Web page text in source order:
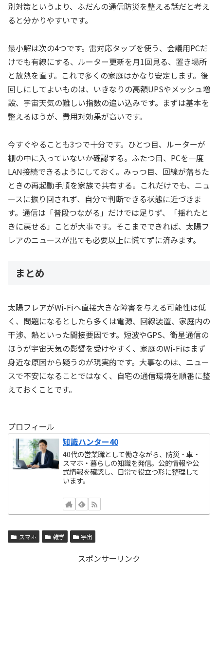
別対策というより、ふだんの通信防災を整える話だと考え
ると分かりやすいです。
最小解は次の4つです。雷対応タップを使う、会議用PCだ
けでも有線にする、ルーター更新を月1回見る、置き場所
と放熱を直す。これで多くの家庭はかなり安定します。後
回しにしてよいものは、いきなりの高額UPSやメッシュ増
設、宇宙天気の難しい指数の追い込みです。まずは基本を
整えるほうが、費用対効果が高いです。
今すぐやることも3つで十分です。ひとつ目、ルーターが
棚の中に入っていないか確認する。ふたつ目、PCを一度
LAN接続できるようにしておく。みっつ目、回線が落ちた
ときの再起動手順を家族で共有する。これだけでも、ニュ
ースに振り回されず、自分で判断できる状態に近づきま
す。通信は「普段つながる」だけでは足りず、「揺れたと
きに戻せる」ことが大事です。そこまでできれば、太陽フ
レアのニュースが出ても必要以上に慌てずに済みます。
まとめ
太陽フレアがWi-Fiへ直接大きな障害を与える可能性は低
く、問題になるとしたら多くは電源、回線装置、家庭内の
干渉、熱といった間接要因です。短波やGPS、衛星通信の
ほうが宇宙天気の影響を受けやすく、家庭のWi-Fiはまず
身近な原因から疑うのが現実的です。大事なのは、ニュー
スで不安になることではなく、自宅の通信環境を順番に整
えておくことです。
プロフィール
知識ハンター40
40代の営業職として働きながら、防災・車・
スマホ・暮らしの知識を発信。公的情報や公
式情報を確認し、日常で役立つ形に整理して
います。
スマホ 雑学 宇宙
スポンサーリンク